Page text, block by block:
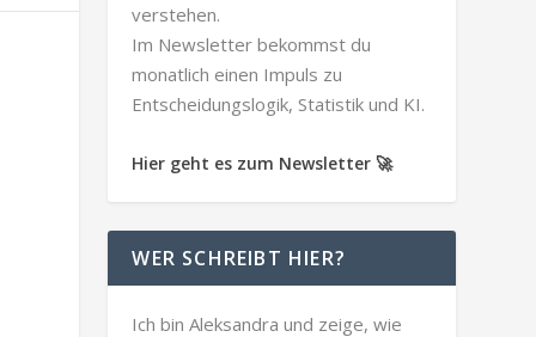
verstehen.
Im Newsletter bekommst du
monatlich einen Impuls zu
Entscheidungslogik, Statistik und KI.
Hier geht es zum Newsletter 🚀
WER SCHREIBT HIER?
Ich bin Aleksandra und zeige, wie